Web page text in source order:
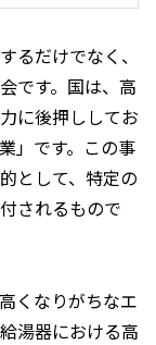
るだけでなく、
です。国は、高
に後押ししてお
」です。この事
として、特定の
されるもので
くなりがちなエ
湯器における高